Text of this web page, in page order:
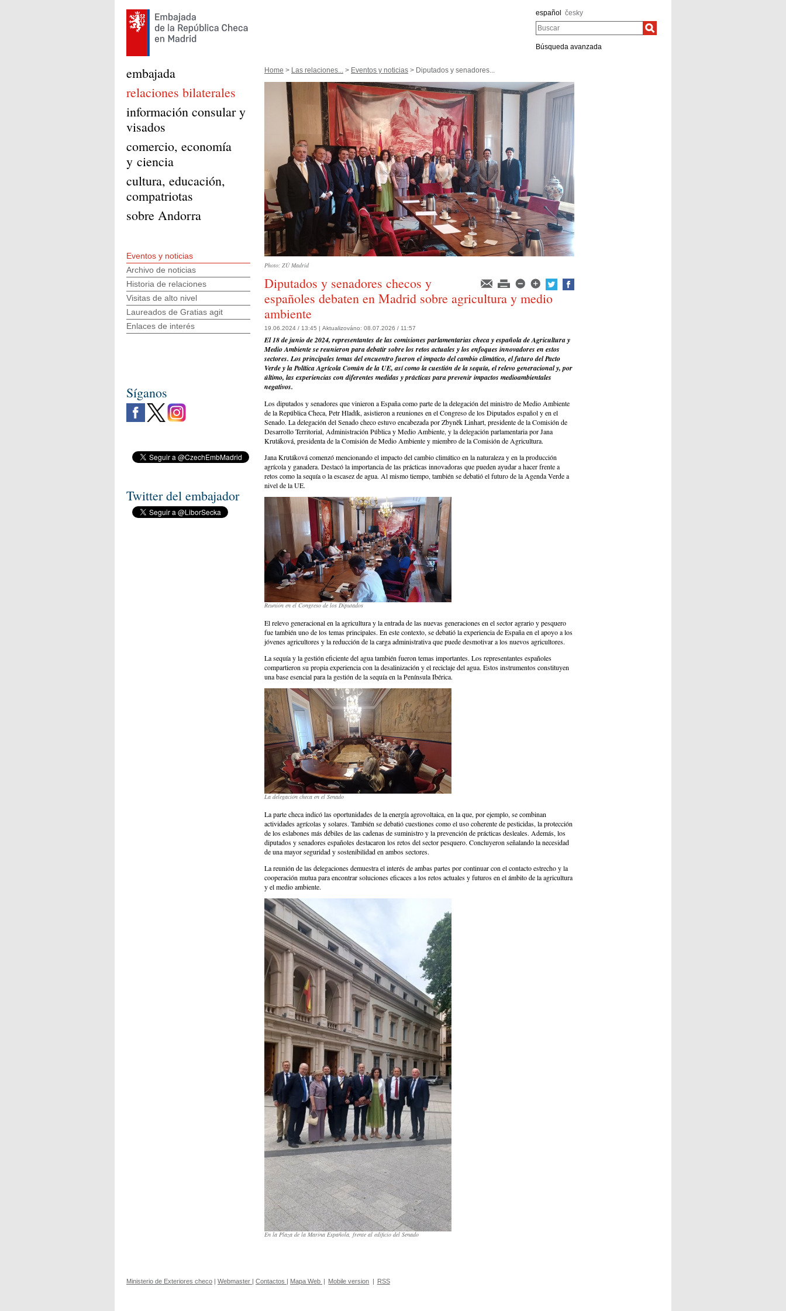
español česky
Buscar
Búsqueda avanzada
Home > Las relaciones... > Eventos y noticias > Diputados y senadores...
Photo: ZÚ Madrid
Diputados y senadores checos y
españoles debaten en Madrid sobre agricultura y medio
ambiente
19.06.2024 / 13:45 | Aktualizováno: 08.07.2026 / 11:57
El 18 de junio de 2024, representantes de las comisiones parlamentarias checa y española de Agricultura y
Medio Ambiente se reunieron para debatir sobre los retos actuales y los enfoques innovadores en estos
sectores. Los principales temas del encuentro fueron el impacto del cambio climático, el futuro del Pacto
Verde y la Política Agrícola Común de la UE, así como la cuestión de la sequía, el relevo generacional y, por
último, las experiencias con diferentes medidas y prácticas para prevenir impactos medioambientales
negativos.
Los diputados y senadores que vinieron a España como parte de la delegación del ministro de Medio Ambiente
de la República Checa, Petr Hladík, asistieron a reuniones en el Congreso de los Diputados español y en el
Senado. La delegación del Senado checo estuvo encabezada por Zbyněk Linhart, presidente de la Comisión de
Desarrollo Territorial, Administración Pública y Medio Ambiente, y la delegación parlamentaria por Jana
Krutáková, presidenta de la Comisión de Medio Ambiente y miembro de la Comisión de Agricultura.
Jana Krutáková comenzó mencionando el impacto del cambio climático en la naturaleza y en la producción
agrícola y ganadera. Destacó la importancia de las prácticas innovadoras que pueden ayudar a hacer frente a
retos como la sequía o la escasez de agua. Al mismo tiempo, también se debatió el futuro de la Agenda Verde a
nivel de la UE.
Reunión en el Congreso de los Diputados
El relevo generacional en la agricultura y la entrada de las nuevas generaciones en el sector agrario y pesquero
fue también uno de los temas principales. En este contexto, se debatió la experiencia de España en el apoyo a los
jóvenes agricultores y la reducción de la carga administrativa que puede desmotivar a los nuevos agricultores.
La sequía y la gestión eficiente del agua también fueron temas importantes. Los representantes españoles
compartieron su propia experiencia con la desalinización y el reciclaje del agua. Estos instrumentos constituyen
una base esencial para la gestión de la sequía en la Península Ibérica.
La delegación checa en el Senado
La parte checa indicó las oportunidades de la energía agrovoltaica, en la que, por ejemplo, se combinan
actividades agrícolas y solares. También se debatió cuestiones como el uso coherente de pesticidas, la protección
de los eslabones más débiles de las cadenas de suministro y la prevención de prácticas desleales. Además, los
diputados y senadores españoles destacaron los retos del sector pesquero. Concluyeron señalando la necesidad
de una mayor seguridad y sostenibilidad en ambos sectores.
La reunión de las delegaciones demuestra el interés de ambas partes por continuar con el contacto estrecho y la
cooperación mutua para encontrar soluciones eficaces a los retos actuales y futuros en el ámbito de la agricultura
y el medio ambiente.
En la Plaza de la Marina Española, frente al edificio del Senado
embajada
relaciones bilaterales
información consular y
visados
comercio, economía
y ciencia
cultura, educación,
compatriotas
sobre Andorra
Eventos y noticias
Archivo de noticias
Historia de relaciones
Visitas de alto nivel
Laureados de Gratias agit
Enlaces de interés
Síganos
Twitter del embajador
Ministerio de Exteriores checo | Webmaster | Contactos | Mapa Web | Mobile version | RSS